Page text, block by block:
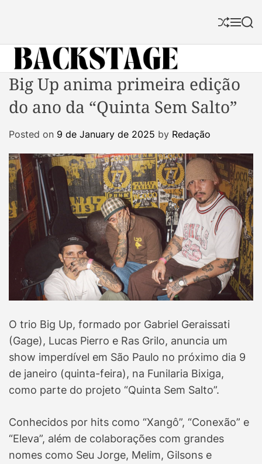
S
f
l
e
M S
c
B
a
c
s
t
a
g
e
M
a
g
Big Up anima primeira edição
do ano da “Quinta Sem Salto”
Posted on 9 de January de 2025 by Redação
O trio Big Up, formado por Gabriel Geraissati
(Gage), Lucas Pierro e Ras Grilo, anuncia um
show imperdível em São Paulo no próximo dia 9
de janeiro (quinta-feira), na Funilaria Bixiga,
como parte do projeto “Quinta Sem Salto”.
Conhecidos por hits como “Xangô”, “Conexão” e
“Eleva”, além de colaborações com grandes
nomes como Seu Jorge, Melim, Gilsons e